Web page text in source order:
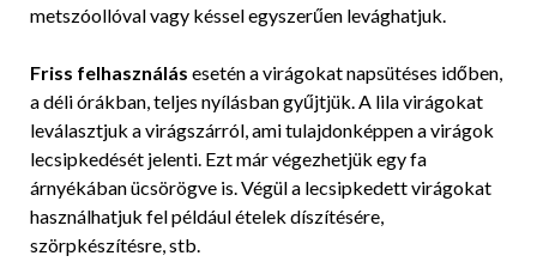
metszóollóval vagy késsel egyszerűen levághatjuk.
Friss felhasználás esetén a virágokat napsütéses időben,
a déli órákban, teljes nyílásban gyűjtjük. A lila virágokat
leválasztjuk a virágszárról, ami tulajdonképpen a virágok
lecsipkedését jelenti. Ezt már végezhetjük egy fa
árnyékában ücsörögve is. Végül a lecsipkedett virágokat
használhatjuk fel például ételek díszítésére,
szörpkészítésre, stb.